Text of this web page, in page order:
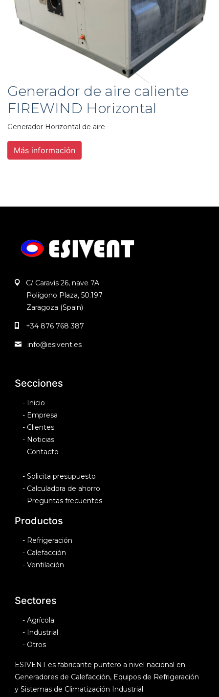
Generador de aire caliente
FIREWIND Horizontal
Generador Horizontal de aire
Más información
C/ Caravis 26, nave 7A
Polígono Plaza, 50.197
Zaragoza (Spain)
+34 876 768 387
info@esivent.es
Secciones
- Inicio
- Empresa
- Clientes
- Noticias
- Contacto
- Solicita presupuesto
- Calculadora de ahorro
- Preguntas frecuentes
Productos
- Refrigeración
- Calefacción
- Ventilación
Sectores
- Agrícola
- Industrial
- Otros
ESIVENT es fabricante puntero a nivel nacional en
Generadores de Calefacción, Equipos de Refrigeración
y Sistemas de Climatización Industrial.